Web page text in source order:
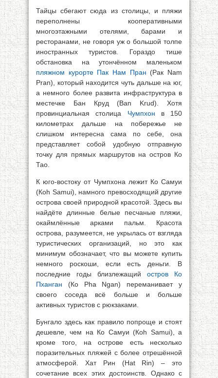
Тайцы сбегают сюда из столицы, и пляжи
переполнены кооперативными
многоэтажными отелями, барами и
ресторанами, не говоря уж о большой толпе
иностранных туристов. Гораздо тише
обстановка на утончённом маленьком
пляжном курорте Пак Нам Пран (Рак Nam
Pran), который находится чуть дальше на юг,
а немного более развита инфраструктура в
местечке Бан Круд (Ban Krud). Хотя
провинциальная столица Чумпхон в 150
километрах дальше на побережье не
слишком интересна сама по себе, она
представляет собой удобную отправную
точку для прямых маршрутов на остров Ко
Тао.
К юго-востоку от Чумпхона лежит Ко Самуи
(Коh Samui), намного превосходящий другие
острова своей природной красотой. Здесь вы
найдёте длинные белые песчаные пляжи,
окаймлённые арками пальм. Красота
острова, разумеется, не укрылась от взгляда
туристических организаций, но это как
минимум обозначает, что вы можете купить
немного роскоши, если есть деньги. В
последние годы близлежащий остров Ко
Пханган (Ко Pha Ngan) переманивает у
своего соседа всё больше и больше
активных туристов с рюкзаками.
Бунгало здесь как правило попроще и стоят
дешевле, чем на Ко Самуи (Коh Samui), а
кроме того, на острове есть несколько
поразительных пляжей с более отрешённой
атмосферой. Хат Рин (Hat Rin) – это
сочетание всех этих достоинств. Однако с